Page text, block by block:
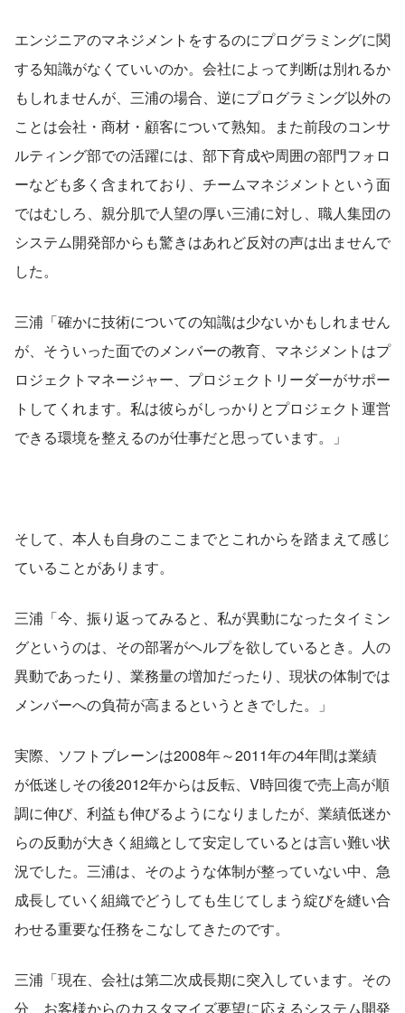
エンジニアのマネジメントをするのにプログラミングに関
する知識がなくていいのか。会社によって判断は別れるか
もしれませんが、三浦の場合、逆にプログラミング以外の
ことは会社・商材・顧客について熟知。また前段のコンサ
ルティング部での活躍には、部下育成や周囲の部門フォロ
ーなども多く含まれており、チームマネジメントという面
ではむしろ、親分肌で人望の厚い三浦に対し、職人集団の
システム開発部からも驚きはあれど反対の声は出ませんで
した。
三浦「確かに技術についての知識は少ないかもしれません
が、そういった面でのメンバーの教育、マネジメントはプ
ロジェクトマネージャー、プロジェクトリーダーがサポー
トしてくれます。私は彼らがしっかりとプロジェクト運営
できる環境を整えるのが仕事だと思っています。」
そして、本人も自身のここまでとこれからを踏まえて感じ
ていることがあります。
三浦「今、振り返ってみると、私が異動になったタイミン
グというのは、その部署がヘルプを欲しているとき。人の
異動であったり、業務量の増加だったり、現状の体制では
メンバーへの負荷が高まるというときでした。」
実際、ソフトブレーンは2008年～2011年の4年間は業績
が低迷しその後2012年からは反転、V時回復で売上高が順
調に伸び、利益も伸びるようになりましたが、業績低迷か
らの反動が大きく組織として安定しているとは言い難い状
況でした。三浦は、そのような体制が整っていない中、急
成長していく組織でどうしても生じてしまう綻びを縫い合
わせる重要な任務をこなしてきたのです。
三浦「現在、会社は第二次成長期に突入しています。その
分、お客様からのカスタマイズ要望に応えるシステム開発